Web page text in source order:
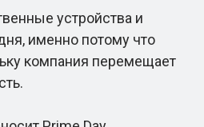
устройства и
именно потому что
компания перемещает